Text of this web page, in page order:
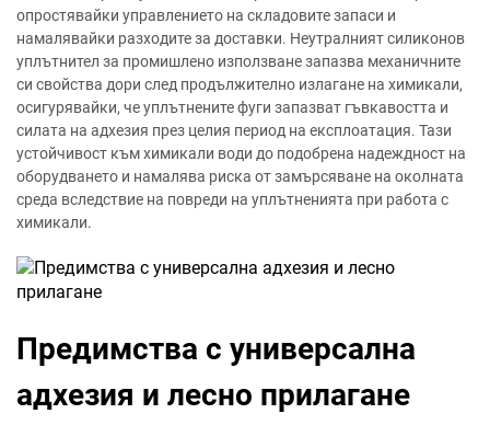
опростявайки управлението на складовите запаси и
намалявайки разходите за доставки. Неутралният силиконов
уплътнител за промишлено използване запазва механичните
си свойства дори след продължително излагане на химикали,
осигурявайки, че уплътнените фуги запазват гъвкавостта и
силата на адхезия през целия период на експлоатация. Тази
устойчивост към химикали води до подобрена надеждност на
оборудването и намалява риска от замърсяване на околната
среда вследствие на повреди на уплътненията при работа с
химикали.
Предимства с универсална
адхезия и лесно прилагане